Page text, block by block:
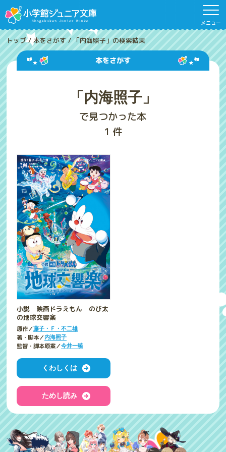
メニュー
トップ /本をさがす /「内海照子」の検索結果
本をさがす
「内海照子」
で見つかった本
1 件
小説 映画ドラえもん のび太
の地球交響楽
原作／藤子・Ｆ・不二雄
著・脚本／内海照子
監督・脚本原案／今井一暁
くわしくは
ためし読み